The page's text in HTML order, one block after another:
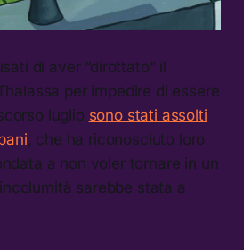
di aver “dirottato” il
per impedire di essere
luglio sono stati assolti
, che ha riconosciuto loro
a non voler tornare in un
sarebbe stata a